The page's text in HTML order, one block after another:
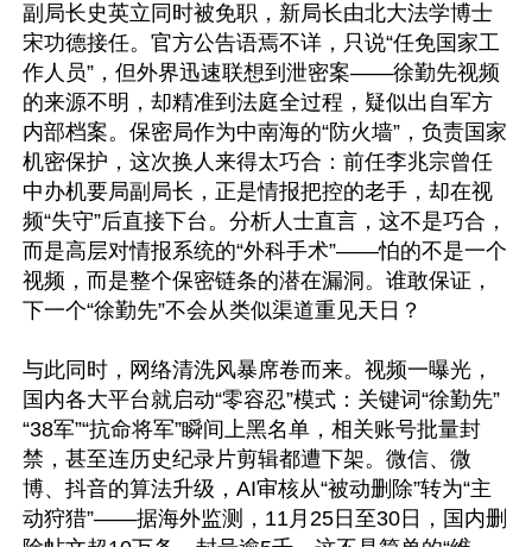
副局长史英立同时被免职，新局长由北大法学博士
宋功德接任。官方公告语焉不详，只说“任免国家工
作人员”，但外界迅速联想到泄密案——徐勤先视频
的来源不明，却精准到法庭全过程，疑似出自军方
内部档案。保密局作为中南海的“防火墙”，负责国家
机密保护，这次换人来得太巧合：前任李兆宗曾任
中办机要局副局长，正是情报把控的老手，却在视
频“失守”后直接下台。分析人士直言，这不是巧合，
而是高层对情报系统的“外科手术”——怕的不是一个
视频，而是整个保密链条的潜在漏洞。谁敢保证，
下一个“徐勤先”不会从类似渠道重见天日？
与此同时，网络清洗风暴席卷而来。视频一曝光，
国内各大平台就启动“零容忍”模式：关键词“徐勤先”
“38军”“抗命将军”瞬间上黑名单，相关账号批量封
禁，甚至连历史纪录片剪辑都遭下架。微信、微
博、抖音的算法升级，AI审核从“被动删除”转为“主
动狩猎”——据海外监测，11月25日至30日，国内删